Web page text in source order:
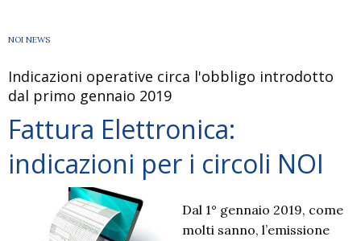
portata
di
smartphone
NOI NEWS
Indicazioni operative circa l'obbligo introdotto
dal primo gennaio 2019
Fattura Elettronica:
indicazioni per i circoli NOI
Dal 1° gennaio 2019, come
molti sanno, l’emissione